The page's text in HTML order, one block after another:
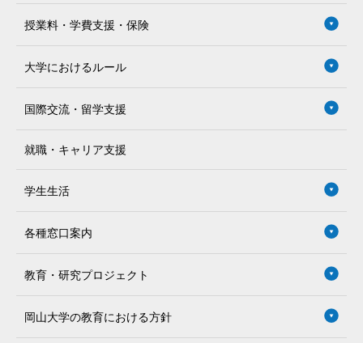
授業料・学費支援・保険
大学におけるルール
国際交流・留学支援
就職・キャリア支援
学生生活
各種窓口案内
教育・研究プロジェクト
岡山大学の教育における方針